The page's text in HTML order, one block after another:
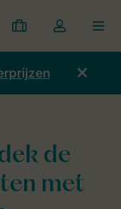
Mijn
boekingen
Open
de
dropdown
de
met